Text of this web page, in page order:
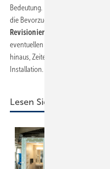
Bedeutung. Bei der
die Bevorzugung der
Revisionierbarkeit
eventuellen Montagefehlern,
hinaus, Zeitersparnis und last but
Installation.
Lesen Sie auch: